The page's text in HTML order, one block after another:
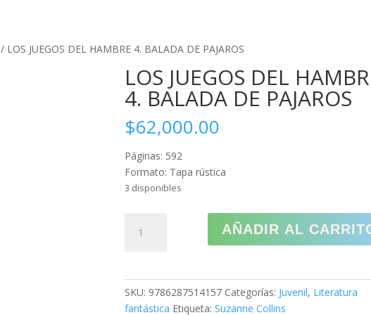
/ LOS JUEGOS DEL HAMBRE 4. BALADA DE PAJAROS
LOS JUEGOS DEL
4. BALADA DE PAJAROS
$62,000.00
Páginas: 592
Formato: Tapa rústica
3 disponibles
JUEGOS
BALADA
AÑADIR AL
SKU: 9786287514157 Categorías: Juvenil, Literatura
fantástica Etiqueta:Suzanne Collins